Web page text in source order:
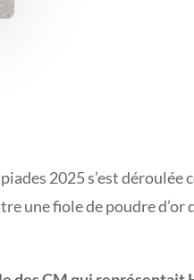
2025 s’est déroulée
une fiole de poudre d’or